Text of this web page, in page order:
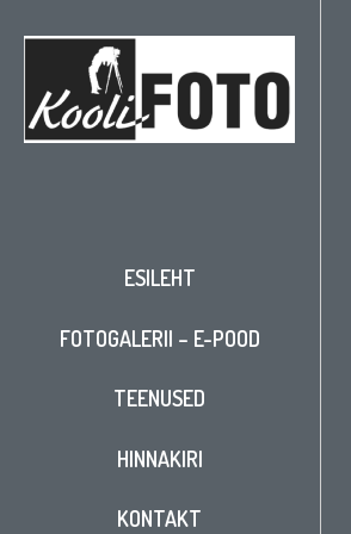
ESILEHT
FOTOGALERII – E-POOD
TEENUSED
HINNAKIRI
KONTAKT